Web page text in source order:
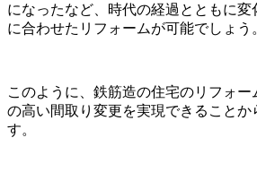
になったなど、時代の経過とともに
に合わせたリフォームが可能でしょう
このように、鉄筋造の住宅のリフォ
の高い間取り変更を実現できることか
す。